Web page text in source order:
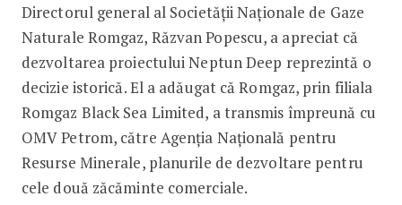
Directorul general al Societăţii Naţionale de Gaze
Naturale Romgaz, Răzvan Popescu, a apreciat că
dezvoltarea proiectului Neptun Deep reprezintă o
decizie istorică. El a adăugat că Romgaz, prin filiala
Romgaz Black Sea Limited, a transmis împreună cu
OMV Petrom, către Agenţia Naţională pentru
Resurse Minerale, planurile de dezvoltare pentru
cele două zăcăminte comerciale.